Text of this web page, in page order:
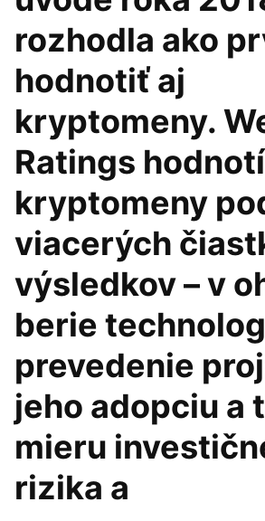
rozhodla ako
hodnotiť aj
kryptomeny.
Ratings hodnotí
kryptomeny
viacerých
výsledkov – v
berie
prevedenie
jeho adopciu a
mieru
rizika a